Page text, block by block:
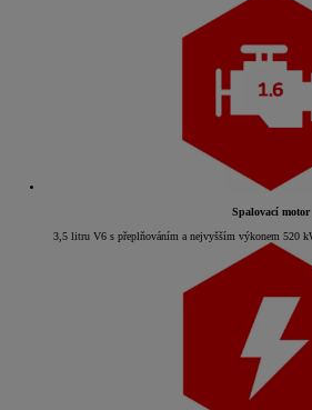
Spalovací motor
3,5 litru V6 s přeplňováním a nejvyšším výkonem 520